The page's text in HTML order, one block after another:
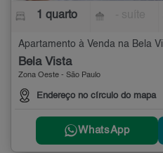
1 quarto
Apartamento à Venda na Bela
Bela Vista
Zona Oeste - São Paulo
Endereço no círculo do mapa
WhatsApp